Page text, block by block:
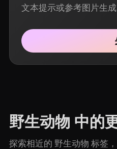
文本提示或参考图片生成
野生动物 中的
探索相近的 野生动物 标签